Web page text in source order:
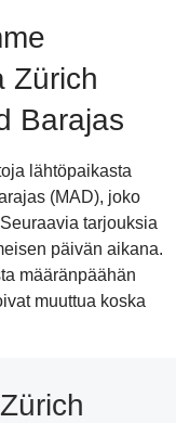
Zürich
Barajas
lähtöpaikasta
(MAD), joko
tarjouksia
päivän aikana.
määränpäähän
muuttua koska